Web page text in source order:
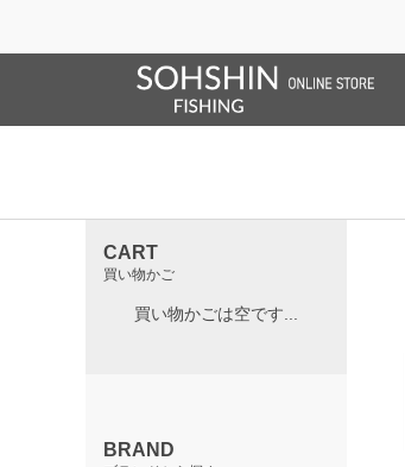
CART
買い物かご
買い物かごは空です...
BRAND